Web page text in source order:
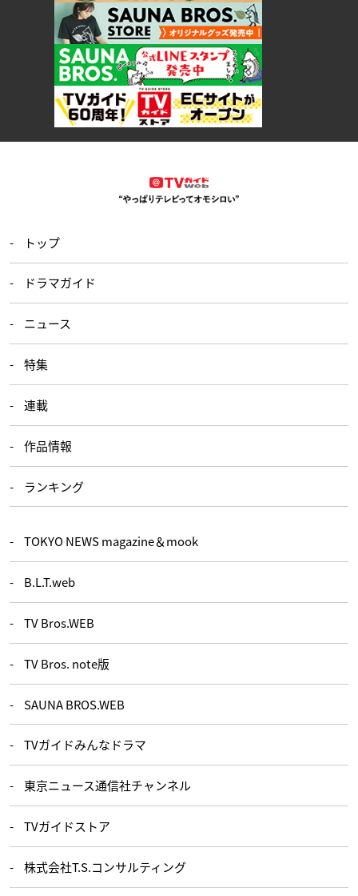
トップ
ドラマガイド
ニュース
特集
連載
作品情報
ランキング
TOKYO NEWS magazine＆mook
B.L.T.web
TV Bros.WEB
TV Bros. note版
SAUNA BROS.WEB
TVガイドみんなドラマ
東京ニュース通信社チャンネル
TVガイドストア
株式会社T.S.コンサルティング